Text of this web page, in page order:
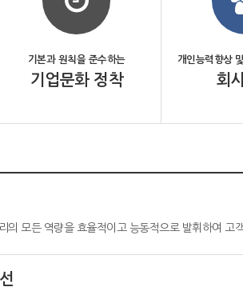
기본과 원칙을 준수하는
기업문화 정착
개인능력향상
회
의 모든 역량을 효율적이고 능동적으로 발휘하여 고